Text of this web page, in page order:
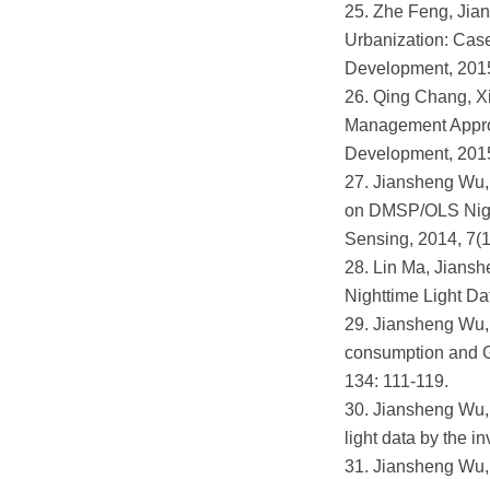
25. Zhe Feng,
Urbanization:
Development,
26. Qing Chang,
Management
Development,
27. Jiansheng
on DMSP/OLS
Sensing, 2014,
28. Lin Ma,
Nighttime Light
29. Jiansheng
consumption and
134: 111-119.
30. Jiansheng
light data by the
31. Jiansheng